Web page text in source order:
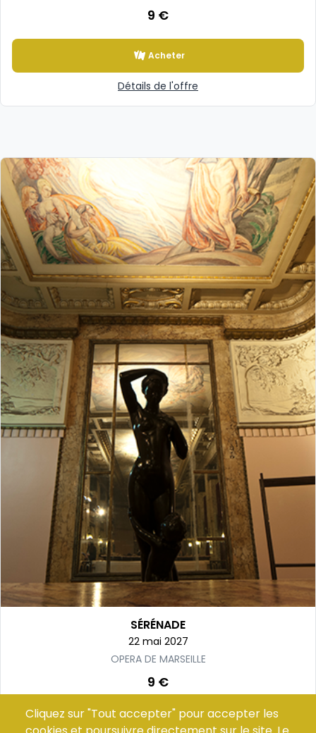
9 €
Acheter
Détails de l'offre
SÉRÉNADE
22 mai 2027
OPERA DE MARSEILLE
9 €
Acheter
Cliquez sur "Tout accepter" pour accepter les